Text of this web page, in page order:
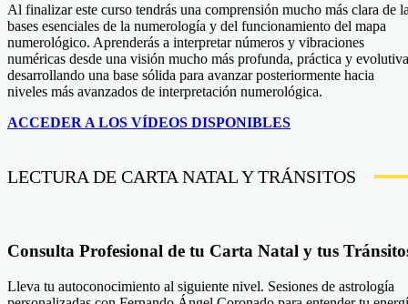
Al finalizar este curso tendrás una comprensión mucho más clara de
bases esenciales de la numerología y del funcionamiento del mapa
numerológico. Aprenderás a interpretar números y vibraciones
numéricas desde una visión mucho más profunda, práctica y
desarrollando una base sólida para avanzar posteriormente hacia
niveles más avanzados de interpretación numerológica.
ACCEDER A LOS VÍDEOS DISPONIBLES
LECTURA DE CARTA NATAL Y TRÁNSITOS
Consulta Profesional de tu Carta Natal y tus
Lleva tu autoconocimiento al siguiente nivel. Sesiones de astrología